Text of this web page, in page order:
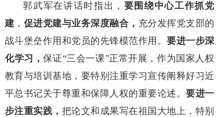
郭武军在讲话时指出， 要围绕中心工作抓党
建 ， 促进党建与业务深度融合， 充分发挥党支部的
战斗堡垒作用和党员的先锋模范作用。要进一步深
化学习，保证“三会一课”正常开展，作为国家人权
教育与培训基地，要特别注重学习宣传阐释好习近
平总书记关于尊重和保障人权的重要论述。要进一
步注重实践， 把论文和成果写在祖国大地上，特别